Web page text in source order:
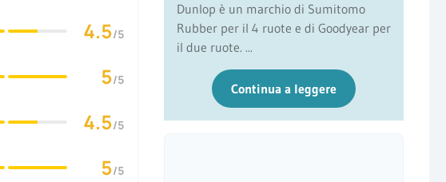
4.5/5
5/5
4.5/5
5/5
Dunlop è un marchio di Sumitomo
Rubber per il 4 ruote e di Goodyear per
il due ruote. ...
Continua a leggere